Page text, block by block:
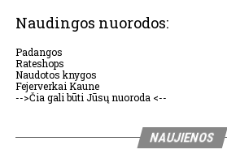
Naudingos nuorodos:
Padangos
Rateshops
Naudotos knygos
Fejerverkai Kaune
-->Čia gali būti Jūsų nuoroda <--
NAUJIENOS